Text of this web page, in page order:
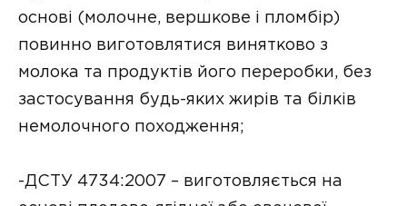
основі (молочне, вершкове і пломбір)
повинно виготовлятися винятково з
молока та продуктів його переробки, без
застосування будь-яких жирів та білків
немолочного походження;
-ДСТУ 4734:2007 – виготовляється на